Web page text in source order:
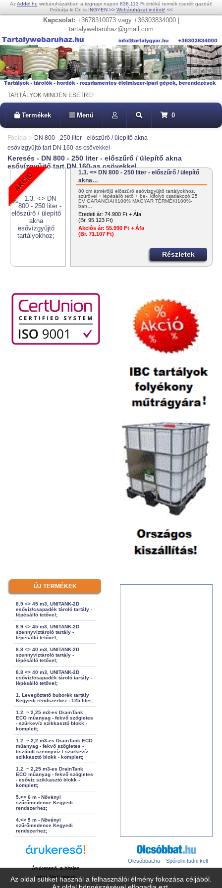
Az oldal sütiket használ a felhasználói élmény fokozása céljából.
AzAddel.hu webáruházakban a tegnapi napon 838.113 Ftértékű termék cserélt gazdát!
Próbálja ki Ön is INGYEN >> Webáruházat indítok! <<
Kapcsolat: +3678310073 vagy +36303834000 |
tartalywebaruhaz@gmail.com
TARTÁLYOK MINDEN ESETRE!
Termékek Menü 0
Főoldal > DN 800 - 250 liter - előszűrő / ülepítő akna
esővízgyűjtő tart DN 160-as csövekkel
Keresés - DN 800 - 250 liter - előszűrő / ülepítő akna
esővízgyűjtő tart DN 160-as csövekkel
1.3. <> DN 800 - 250 liter - előszűrő / ülepítő
akna…
80 cm átmérőjű előszűrő esővízgyűjtő tartályokhoz,
szűrővel + lépésálló tető + be-, kifolyó csatlakozó!25
ÉV GARANCIA!!!100% MAGYAR TERMÉK!100%-
ban…
Eredeti ár: 74.900 Ft + Áfa
(Br. 95.123 Ft)
Akciós ár: 55.990 Ft + Áfa
(Br. 71.107 Ft)
Részletek
ÚJ TERMÉKEK
8.9 <> 45 m3, UNITANK-2D
esővíz/csapadék tároló tartály -
lépésálló tetővel;
8.9 <> 45 m3, UNITANK-2D
szennyvíztároló tartály -
lépésálló tetővel;
8.8 <> 40 m3, UNITANK-2D
szennyvíztároló tartály -
lépésálló tetővel;
8.8 <> 40 m3, UNITANK-2D
esővíz/csapadék tároló tartály -
lépésálló tetővel;
1. Levegőztető buborék tartály
Kegyedi rendszerhez - 125 liter;
1.2. ~ 2,25 m3-es DrainTank
ECO műanyag - fekvő szögletes
- szürkevíz szikkasztó blokk -
komplett;
1.2. ~ 2,2 m3-es DrainTank ECO
műanyag - fekvő szögletes -
tisztított szennyvíz / szürkevíz
szikkasztó blokk - komplett;
1.2. ~ 2,25 m3-es DrainTank
ECO műanyag - fekvő szögletes
- esővíz szikkasztó blokk -
komplett;
5.<> 6 m - Növényi
szűrőmedence Kegyedi
rendszerhez;
4.<> 5 m - Növényi
szűrőmedence Kegyedi
rendszerhez;
Árukereső, a hiteles
vásárlási kalauz
Olcsóbbat.hu – Spórolni tudni kell